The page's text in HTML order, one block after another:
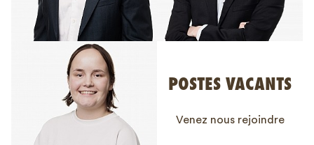
POSTES VACANTS
Venez nous rejoindre